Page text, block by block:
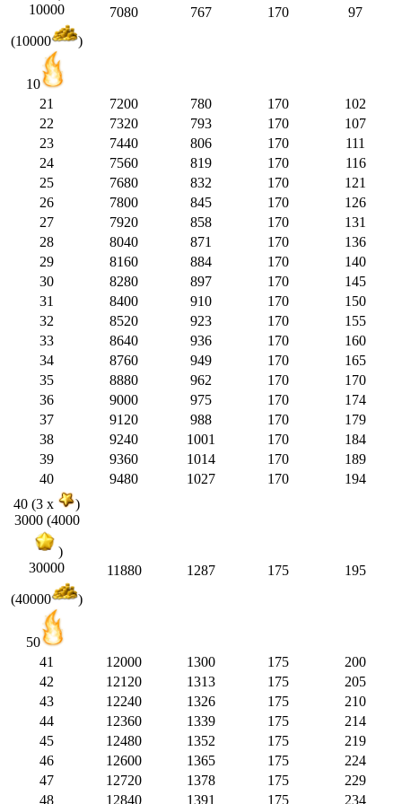
10000
(10000 )
10
7080 767 170 97
21 7200 780 170
102
22
7320 793 170
107
23
7440 806 170
111
24
7560 819 170
116
25
7680 832 170
121
26
7800 845 170
126
27
7920 858 170
131
28
8040 871 170
136
29
8160 884 170
140
30
8280 897 170
145
31
8400 910 170
150
32
8520 923 170
155
33
8640 936 170
160
34
8760 949 170
165
35
8880 962 170
170
36
9000 975 170
174
37
9120 988 170
179
38
9240 1001 170
184
39
9360 1014 170
189
40
9480 1027 170
194
40 (3 x
)
3000 (4000
)
30000
(40000 )
50
11880 1287 175 195
41 12000 1300 175
200
42
12120 1313 175
205
43
12240 1326 175
210
44
12360 1339 175
214
45
12480 1352 175
219
46
12600 1365 175
224
47
12720 1378 175
229
48
12840 1391 175 234